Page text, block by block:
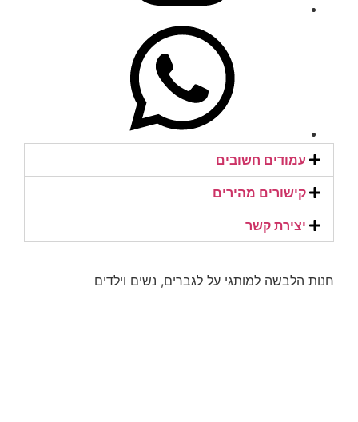
עמודים חשובים
קישורים מהירים​
יצירת קשר​
חנות הלבשה למותגי על לגברים, נשים וילדים